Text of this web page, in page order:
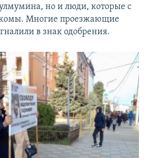
но и люди, которые с
Многие проезжающие
в знак одобрения.